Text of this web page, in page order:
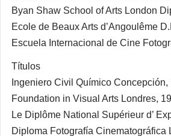
Byan Shaw School of Arts London
Ecole de Beaux Arts d’Angoulême
Escuela Internacional de Cine
Títulos
Ingeniero Civil Químico Concepción,
Foundation in Visual Arts Londres,
Le Diplôme National Supérieur d’
Diploma Fotografía Cinematográfica